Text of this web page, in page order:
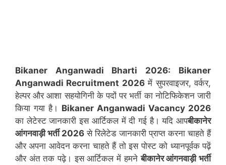
Bikaner Anganwadi Bharti 2026:
Bikaner
Anganwadi Recruitment 2026में सुपरवाइजर, वर्कर,
हेल्पर और आशा सहयोगिनी के पदों पर भर्ती का नोटिफिकेशन जारी
किया गया है। Bikaner Anganwadi Vacancy 2026
का लेटेस्ट जानकारी इस आर्टिकल में दी गई है। यदि आपबीकानेर
आंगनवाड़ी भर्ती 2026 से रिलेटेड जानकारी प्राप्त करना चाहते हैं
और अपना आवेदन करना चाहते हैं तो इस पोस्ट को ध्यानपूर्वक पढ़ें
और अंत तक पढ़े। इस आर्टिकल में हमनेबीकानेर आंगनवाड़ी भर्ती